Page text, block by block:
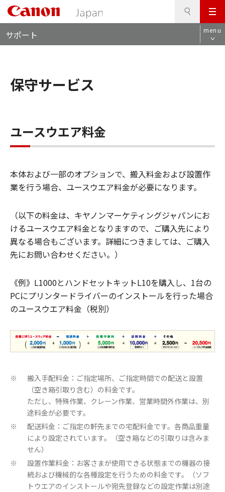
メ
ニ
ュ
サポート menu
保守サービス
ユースウエア料金
本体および一部のオプションで、搬入料金および設置作
業を行う場合、ユースウエア料金が必要になります。
（以下の料金は、キヤノンマーケティングジャパンにお
けるユースウエア料金となりますので、ご購入先により
異なる場合もございます。詳細につきましては、ご購入
先にお問い合わせください。）
《例》L1000とハンドセットキットL10を購入し、1台の
PCにプリンタードライバーのインストールを行った場合
のユースウエア料金（税別）
※
搬入手配料金：ご指定場所、ご指定時間での配送と設置
（空き箱引取り含む）の料金です。
ただし、特殊作業、クレーン作業、営業時間外作業は、別
途料金が必要です。
※
配送料金：ご指定の軒先までの宅配料金です。各商品重量
により設定されています。（空き箱などの引取りは含みま
せん）
※
設置作業料金：お客さまが使用できる状態までの機器の接
続および機械的な各種設定を行うための料金です。（ソフ
トウエアのインストールや宛先登録などの設定作業は別途